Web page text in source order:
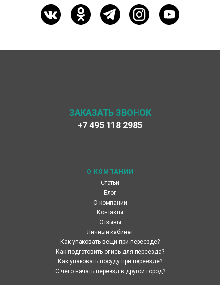
О КОМПАНИИ
Статьи
Блог
О компании
Контакты
Отзывы
Личный кабинет
Как упаковать вещи при переезде?
Как подготовить опись для переезда?
Как упаковать посуду при переезде?
С чего начать переезд в другой город?
+7 495 118 2985
ЗАКАЗАТЬ ЗВОНОК